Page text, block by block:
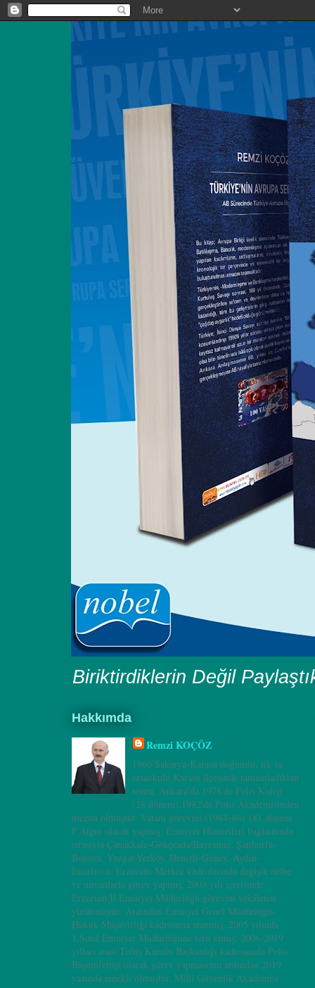
Biriktirdiklerin Değil
Hakkımda
Remzi KOÇÖZ
1960 Sakarya-Karasu doğumlu, ilk ve
ortaokulu Karasu ilçesinde tamamladıktan
sonra, Ankara’da 1978'de Polis Koleji
(28.dönem),1982'de Polis Akademisinden
mezun olmuştur. Vatani görevini (1984-86) 181.dönem
P.Atgm olarak yapmış. Emniyet Hizmetleri bağlamında
sırasıyla Çanakkale-Gökçeada/Bayramiç, Şanlıurfa-
Bozova, Yozgat-Yerköy, Denizli-Güney, Aydın-
İncirliova, Erzurum-Merkez kadrolarında değişik rütbe
ve unvanlarla görev yapmış; 2003 yılı içerisinde
Erzurum İl Emniyet Müdürlüğü görevini vekâleten
yürütmüştür. Ardından Emniyet Genel Müdürlüğü-
Hukuk Müşavirliği kadrosuna atanmış, 2005 yılında
1.Sınıf Emniyet Müdürlüğüne terfi etmiş; 2006-2019
yılları arası Teftiş Kurulu Başkanlığı kadrosunda Polis
Başmüfettişi olarak görev yapmasının ardından 2019
yazında emekli olmuştur. Milli Güvenlik Akademisi